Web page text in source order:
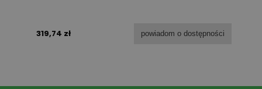
319,74 zł powiadom o dostępności